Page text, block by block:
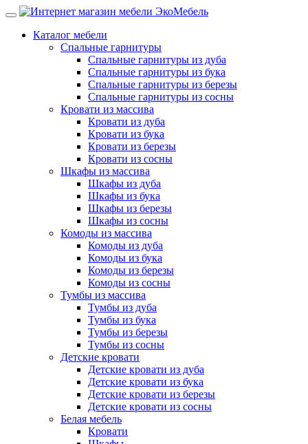
Каталог мебели
Спальные гарнитуры
Спальные гарнитуры из дуба
Спальные гарнитуры из бука
Спальные гарнитуры из березы
Спальные гарнитуры из сосны
Кровати из массива
Кровати из дуба
Кровати из бука
Кровати из березы
Кровати из сосны
Шкафы из массива
Шкафы из дуба
Шкафы из бука
Шкафы из березы
Шкафы из сосны
Комоды из массива
Комоды из дуба
Комоды из бука
Комоды из березы
Комоды из сосны
Тумбы из массива
Тумбы из дуба
Тумбы из бука
Тумбы из березы
Тумбы из сосны
Детские кровати
Детские кровати из дуба
Детские кровати из бука
Детские кровати из березы
Детские кровати из сосны
Белая мебель
Кровати